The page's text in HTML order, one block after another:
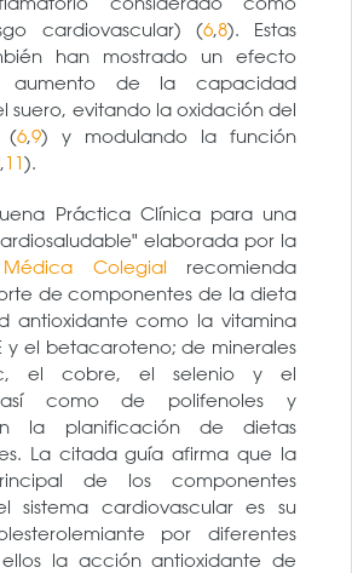
cardiovascular) (6,8). Estas
han mostrado un efecto
aumento de la capacidad
suero, evitando la oxidación del
(6,9) y modulando la función
,11).
Práctica Clínica para una
elaborada por la
Médica Colegial recomienda
de componentes de la dieta
antioxidante como la vitamina
y el betacaroteno; de minerales
el cobre, el selenio y el
así como de polifenoles y
la planificación de dietas
La citada guía afirma que la
de los componentes
sistema cardiovascular es su
por diferentes
la acción antioxidante de